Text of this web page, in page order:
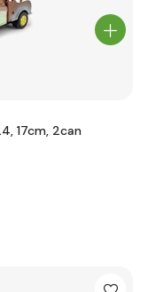
17cm, 2can